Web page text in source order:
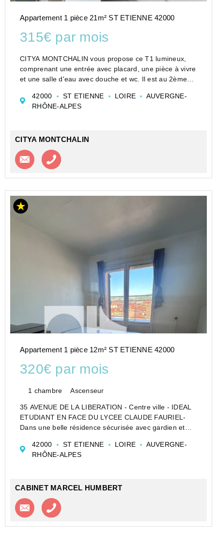
Appartement 1 pièce 21m² ST ETIENNE 42000
315€ par mois
CITYA MONTCHALIN vous propose ce T1 lumineux,
comprenant une entrée avec placard, une pièce à vivre
et une salle d'eau avec douche et wc. Il est au 2ème
d'architecture.
Le chauffage est co...
42000 ST ETIENNE LOIRE
AUVERGNE-
RHÔNE-ALPES
CITYA MONTCHALIN
Contacter l'agence
Appartement 1 pièce 12m² ST ETIENNE 42000
320€ par mois
1 chambre Ascenseur
35 AVENUE DE LA LIBERATION - Centre ville - IDEAL
ETUDIANT EN FACE DU LYCEE CLAUDE FAURIEL-
Dans une belle résidence sécurisée avec gardien et
(ascenseur jusqu'au 7ème) - Une chambre semi
équipée (quelque...
42000 ST ETIENNE LOIRE
AUVERGNE-
RHÔNE-ALPES
CABINET MARCEL HUMBERT
Contacter l'agence